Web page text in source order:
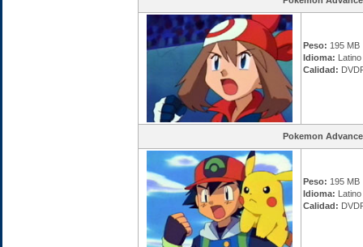
Peso: 195 MB
Idioma: Latino
Calidad:
Pokemon
Peso: 195 MB
Idioma: Latino
Calidad: